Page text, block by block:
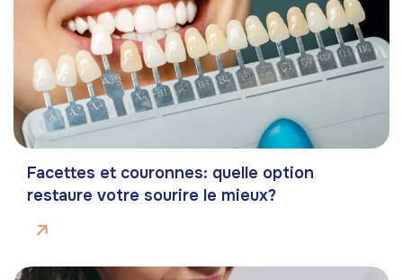
Facettes et couronnes: quelle option
restaure votre sourire le mieux?